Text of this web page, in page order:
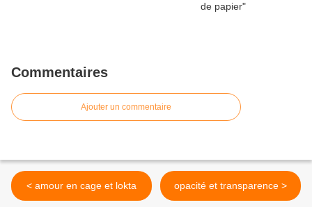
Commentaires
Ajouter un commentaire
< amour en cage et lokta opacité et transparence >